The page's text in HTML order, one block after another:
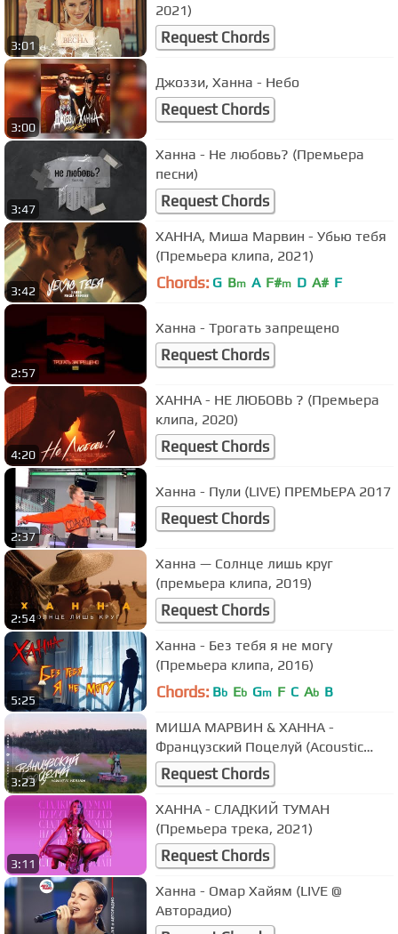
3:01
2021)
Request Chords
3:00
Джоззи, Ханна - Небо
Request Chords
3:47
Ханна - Не любовь? (Премьера
песни)
Request Chords
3:42
ХАННА, Миша Марвин - Убью тебя
(Премьера клипа, 2021)
Chords: G Bm A F#m D A# F
2:57
Ханна - Трогать запрещено
Request Chords
4:20
ХАННА - НЕ ЛЮБОВЬ ? (Премьера
клипа, 2020)
Request Chords
2:37
Ханна - Пули (LIVE) ПРЕМЬЕРА 2017
Request Chords
2:54
Ханна — Солнце лишь круг
(премьера клипа, 2019)
Request Chords
5:25
Ханна - Без тебя я не могу
(Премьера клипа, 2016)
Chords: Bb Eb Gm F C Ab B
3:23
МИША МАРВИН & ХАННА -
Французский Поцелуй (Acoustic
version)
Request Chords
3:11
ХАННА - СЛАДКИЙ ТУМАН
(Премьера трека, 2021)
Request Chords
Ханна - Омар Хайям (LIVE @
Авторадио)